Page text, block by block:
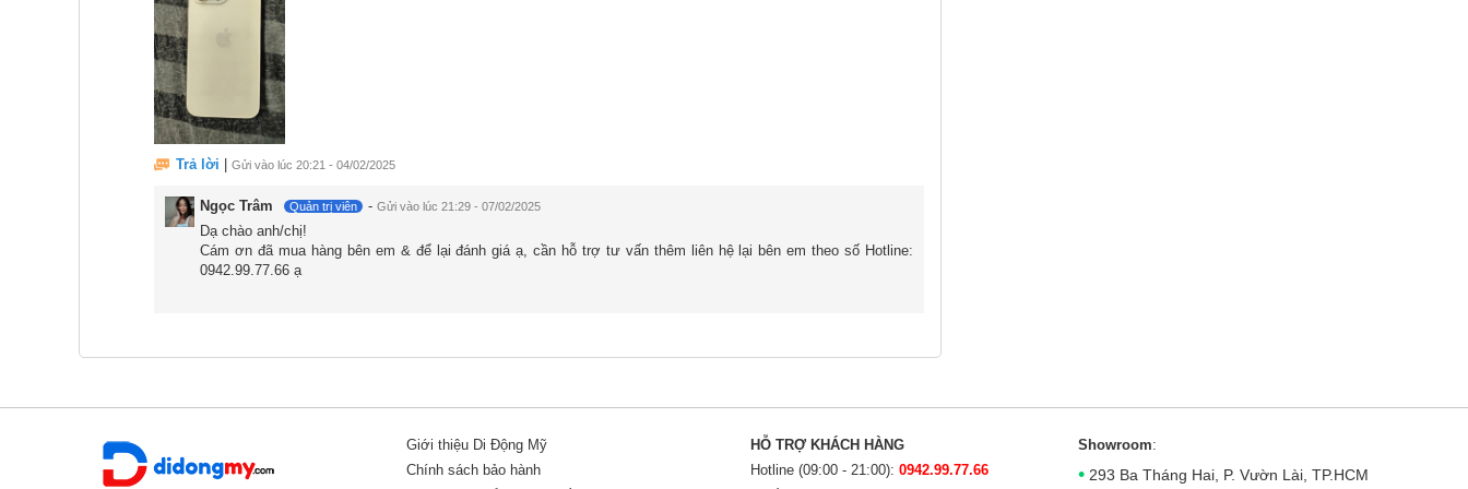
Chiếc điện thoại này được trang bị tấm nền Super Retina XDR OLED, công nghệ màn hình Always-On và
ProMotion, đem đến những trải nghiệm hình ảnh đỉnh cao cho người sử dụng. Tần số quét 120Hz, độ
dưới mọi điều kiện ánh sáng.
Hiệu năng mạnh mẽ
Trả lời Gửi vào lúc 20:21 - 04/02/2025
Ngọc Trâm Quản trị viên -Gửi vào lúc 21:29 - 07/02/2025
Dạ chào anh/chị!
Cám ơn đã mua hàng bên em & để lại đánh giá ạ, cần hỗ trợ tư vấn thêm liên hệ lại bên em theo số Hotline:
0942.99.77.66 ạ
Giới thiệu Di Động Mỹ
Chính sách bảo hành
HỖ TRỢ KHÁCH HÀNG
Hotline (09:00 - 21:00): 0942.99.77.66
Showroom:
• 293 Ba Tháng Hai, P. Vườn Lài, TP.HCM